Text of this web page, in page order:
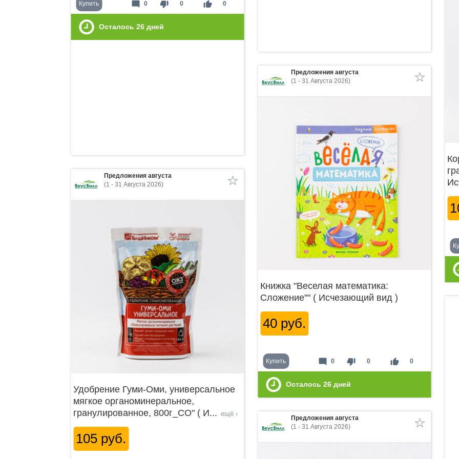
Купить thumb_down 0 thumb_up 0
mode_comment 0
Осталось 26 дней
Предложения августа
(1 - 31 Августа 2026)
Книжка "Веселая математика:
Сложение"" ( Исчезающий вид )
40 руб.
Купить thumb_down 0 thumb_up 0
mode_comment 0
Осталось 26 дней
Предложения августа
(1 - 31 Августа 2026)
Удобрение Гуми-Оми, универсальное
мягкое органоминеральное,
гранулированное, 800г_СО" ( И... ещё ›
105 руб.
Предложения августа
(1 - 31 Августа 2026)